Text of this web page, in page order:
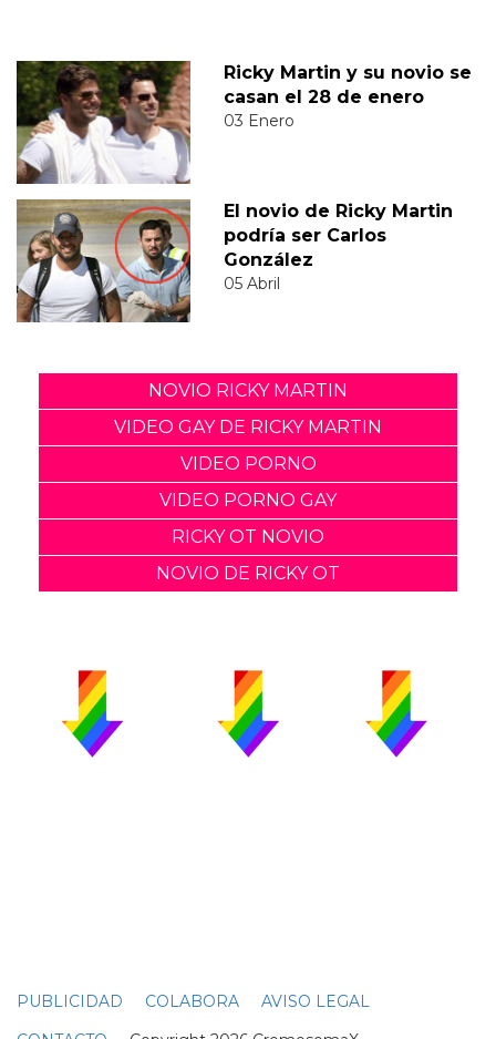
Ricky Martin y su novio se
casan el 28 de enero
03 Enero
El novio de Ricky Martin
podría ser Carlos
González
05 Abril
NOVIO RICKY MARTIN
VIDEO GAY DE RICKY MARTIN
VIDEO PORNO
VIDEO PORNO GAY
RICKY OT NOVIO
NOVIO DE RICKY OT
PUBLICIDAD COLABORA
AVISO LEGAL